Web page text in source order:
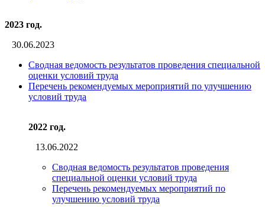
2023 год.
30.06.2023
Сводная ведомость результатов проведения специальной
оценки условий труда
Перечень рекомендуемых мероприятий по улучшению
условий труда
2022 год.
13.06.2022
Сводная ведомость результатов проведения
специальной оценки условий труда
Перечень рекомендуемых мероприятий по
улучшению условий труда